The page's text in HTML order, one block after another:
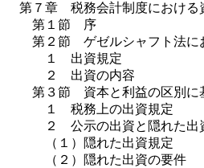
第７章 税務会計制度における
第１節 序
第２節 ゲゼルシャフト法に
１ 出資規定
２ 出資の内容
第３節 資本と利益の区別に基
１ 税務上の出資規定
２ 公示の出資と隠れた出
（１）隠れた出資規定
（２）隠れた出資の要件